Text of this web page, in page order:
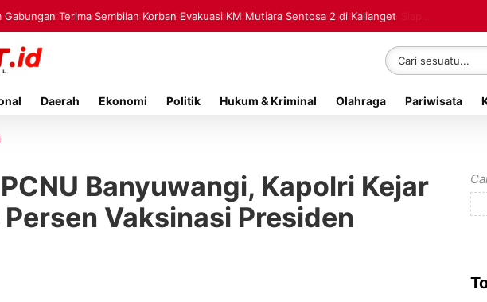
Gabungan Terima Sembilan Korban Evakuasi KM Mutiara Sentosa 2 di Kalianget
Daerah Ekonomi Politik Hukum & Kriminal Olahraga Pariwisata
Banyuwangi, Kapolri Kejar
Vaksinasi Presiden